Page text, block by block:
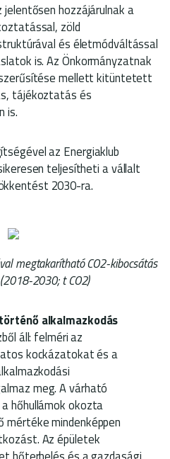
hozzájárulnak a
zöld
és életmódváltással
is. Az Önkormányzatnak
mellett kitüntetett
tájékoztatás és
is.
az Energiaklub
teljesítheti a vállalt
2030-ra.
megtakarítható CO2-kibocsátás
2030; t CO2)
alkalmazkodás
áll: felméri az
kockázatokat és a
meg. A várható
hőhullámok okozta
mértéke mindenképpen
Az épületek